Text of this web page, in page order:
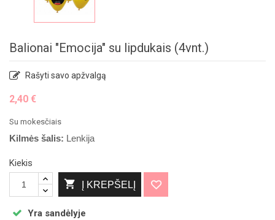
Balionai "Emocija" su lipdukais (4vnt.)
Rašyti savo apžvalgą
2,40 €
Su mokesčiais
Kilmės šalis: Lenkija
Kiekis
 Į KREPŠELĮ
Yra sandėlyje